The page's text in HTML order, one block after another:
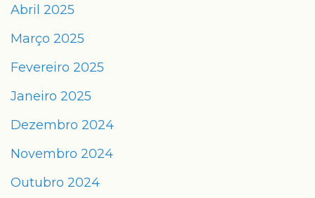
Abril 2025
Março 2025
Fevereiro 2025
Janeiro 2025
Dezembro 2024
Novembro 2024
Outubro 2024